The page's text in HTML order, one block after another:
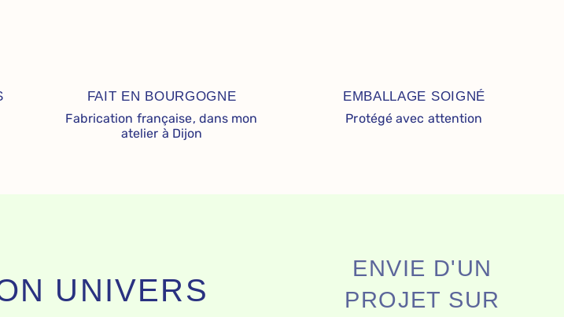
FAIT EN BOURGOGNE
Fabrication française, dans mon
atelier à Dijon
EMBALLAGE SOIGNÉ
Protégé avec attention
UNIVERS
ENVIE D'UN
PROJET SUR